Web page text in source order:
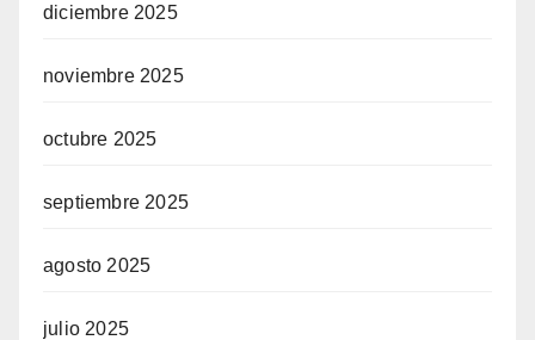
diciembre 2025
noviembre 2025
octubre 2025
septiembre 2025
agosto 2025
julio 2025